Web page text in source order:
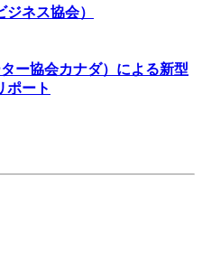
ネス協会）
ー協会カナダ）による新型
ポート